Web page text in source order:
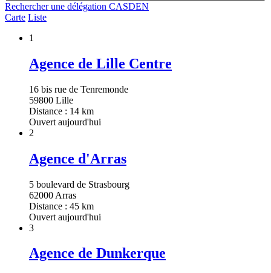
Rechercher une délégation CASDEN
Carte Liste
1
Agence de Lille Centre
16 bis rue de Tenremonde
59800 Lille
Distance : 14 km
Ouvert aujourd'hui
2
Agence d'Arras
5 boulevard de Strasbourg
62000 Arras
Distance : 45 km
Ouvert aujourd'hui
3
Agence de Dunkerque